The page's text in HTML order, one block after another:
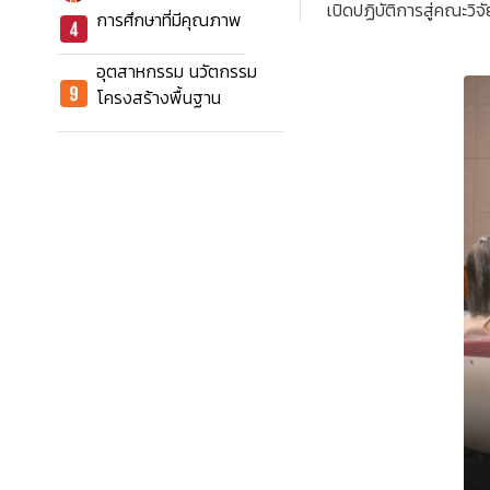
การศึกษาที่มีคุณภาพ
อุตสาหกรรม นวัตกรรม
โครงสร้างพื้นฐาน
เปิดปฏิบัติการสู่คณะวิ